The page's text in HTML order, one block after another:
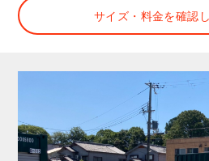
サイズ・料金を確認